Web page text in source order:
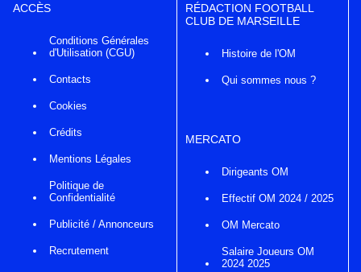
ACCÈS
Conditions Générales
d'Utilisation (CGU)
Contacts
Cookies
Crédits
Mentions Légales
Politique de
Confidentialité
Publicité / Annonceurs
Recrutement
RÉDACTION FOOTBALL
CLUB DE MARSEILLE
Histoire de l'OM
Qui sommes nous ?
MERCATO
Dirigeants OM
Effectif OM 2024 / 2025
OM Mercato
Salaire Joueurs OM
2024 2025